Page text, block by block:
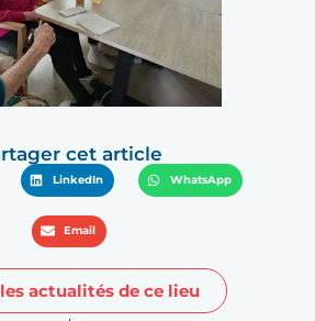
cet article
LinkedIn WhatsApp
Email
actualités de ce lieu